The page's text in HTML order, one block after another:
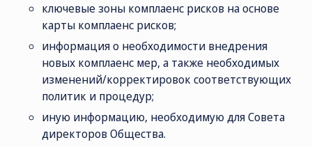
ключевые зоны комплаенс рисков на основе
карты комплаенс рисков;
информация о необходимости внедрения
новых комплаенс мер, а также необходимых
изменений/корректировок соответствующих
политик и процедур;
иную информацию, необходимую для Совета
директоров Общества.